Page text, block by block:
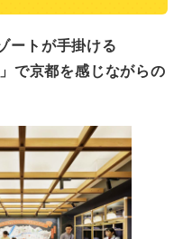
ートが手掛ける
で京都を感じながらの